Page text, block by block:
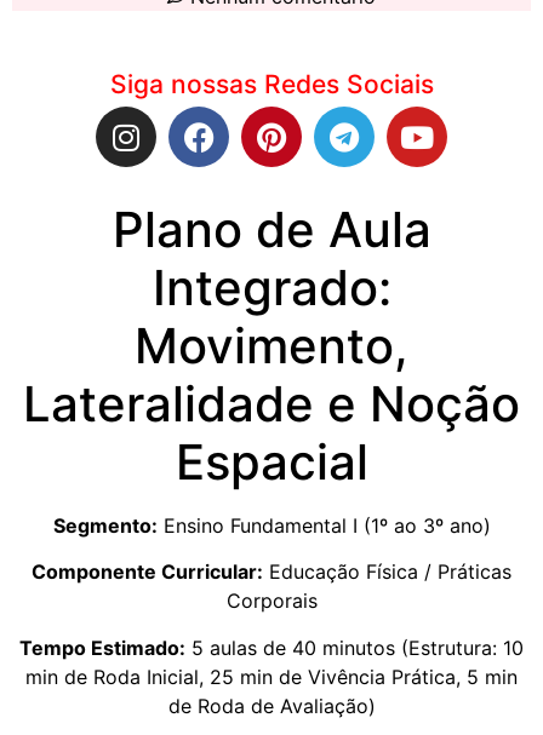
Siga nossas Redes Sociais
Plano de Aula
Integrado:
Movimento,
Lateralidade e Noção
Espacial
Segmento: Ensino Fundamental I (1º ao 3º ano)
Componente Curricular: Educação Física / Práticas
Corporais
Tempo Estimado: 5 aulas de 40 minutos (Estrutura: 10
min de Roda Inicial, 25 min de Vivência Prática, 5 min
de Roda de Avaliação)